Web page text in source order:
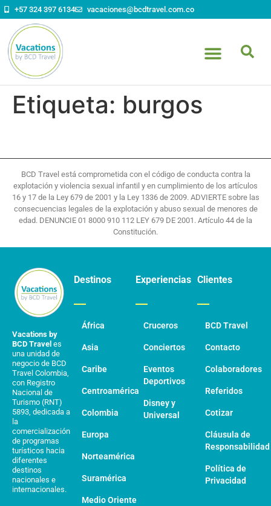
contenido
+57 324 397 6134 vacaciones@bcdtravel.com.co
Etiqueta: burgos
BCD Travel está comprometida con el código de conducta contra la
explotación y violencia sexual infantil y en cumplimiento de los artículos
16 y 17 de la Ley 679 de 2001 y la Ley 1336 de 2009. ADVIERTE sobre las
consecuencias legales de la explotación y abuso sexual de menores de
edad. DENUNCIE 01 8000 910 112 LEY 679 DE 2001. Artículo 44 de la
Constitución.
Vacations by
BCD Travel es
una unidad de
negocio de BCD
Travel Colombia,
con Registro
Nacional de
Turismo (RNT)
5893, dedicada a
la
comercialización
de programas
turísticos hacia
diferentes
destinos
nacionales e
internacionales.
Destinos
África
Asia
Caribe
Centroamérica
Colombia
Europa
Norteamérica
Suramérica
Medio Oriente
Experiencias
Cruceros
Conciertos
Eventos
Deportivos
Disney y
Universal
Clientes
BCD Travel
Contacto
Colaboradores
Referidos
Cotizar
Cláusula de
Responsabilidad
Política de
Privacidad